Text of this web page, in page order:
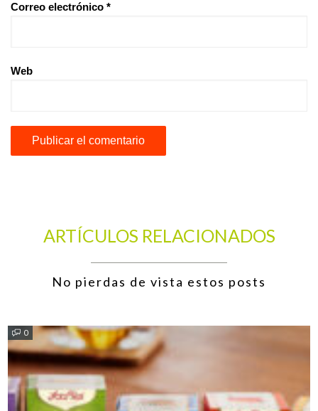
Correo electrónico *
Web
ARTÍCULOS RELACIONADOS
No pierdas de vista estos posts
0